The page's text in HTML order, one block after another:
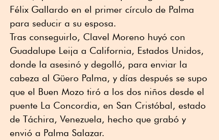
Félix Gallardo en el primer círculo de Palma
para seducir a su esposa.
Tras conseguirlo, Clavel Moreno huyó con
Guadalupe Leija a California, Estados Unidos,
donde la asesinó y degolló, para enviar la
cabeza al Güero Palma, y días después se supo
que el Buen Mozo tiró a los dos niños desde el
puente La Concordia, en San Cristóbal, estado
de Táchira, Venezuela, hecho que grabó y
envió a Palma Salazar.